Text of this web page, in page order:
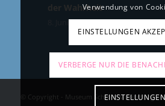
der Wahrheit
8. Juni 2026 - 11:39
© Copyright - Museum Schloss Moritzburg
Verwendung von
EINSTELLUNGEN
VERBERGE NUR DIE